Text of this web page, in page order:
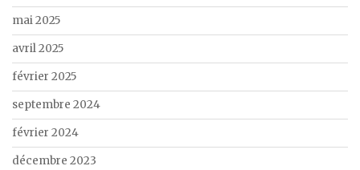
mai 2025
avril 2025
février 2025
septembre 2024
février 2024
décembre 2023